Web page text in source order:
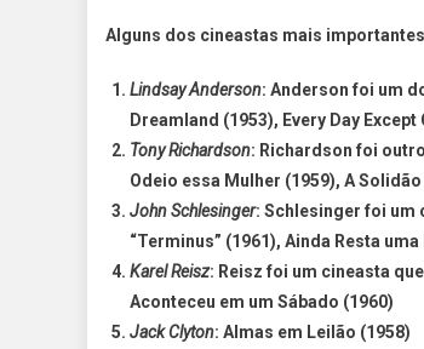
Alguns dos cineastas mais
Lindsay Anderson: Anderson foi um
Dreamland (1953), Every Day
Tony Richardson: Richardson foi
Odeio essa Mulher (1959), A
John Schlesinger: Schlesinger foi um
“Terminus” (1961), Ainda Resta
Karel Reisz: Reisz foi um cineasta
Aconteceu em um Sábado (1960)
Jack Clyton: Almas em Leilão (1958)